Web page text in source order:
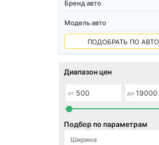
ПОДОБРАТЬ ПО АВТО
Диапазон цен
от до
Подбор по параметрам